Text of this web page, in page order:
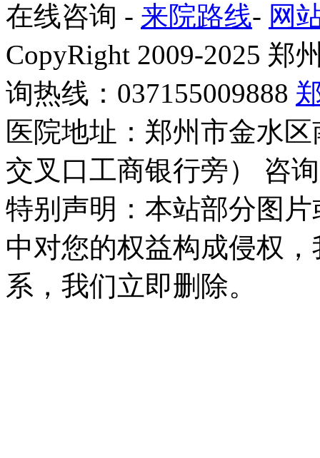
在线咨询 - 来院路线- 网
CopyRight 2009-2025 郑
询热线：037155009888
医院地址：郑州市金水
交叉口工商银行旁） 咨
特别声明：本站部分图
中对您的权益构成侵权
系，我们立即删除。